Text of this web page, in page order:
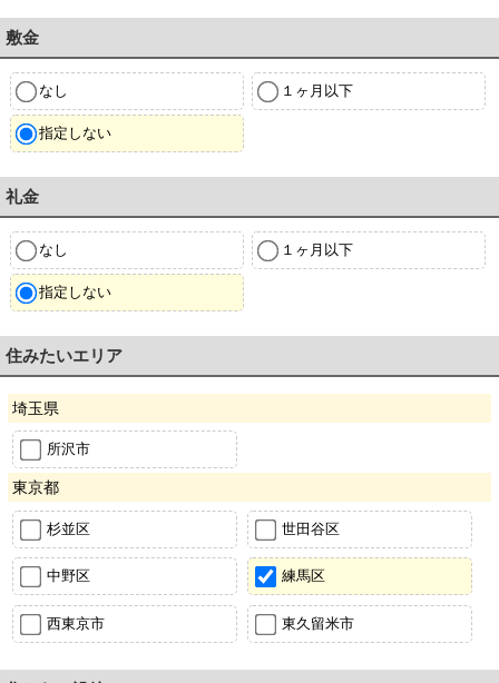
敷金
なし １ヶ月以下
指定しない
礼金
なし １ヶ月以下
指定しない
住みたいエリア
埼玉県
所沢市
東京都
杉並区 世田谷区
中野区 練馬区
西東京市 東久留米市